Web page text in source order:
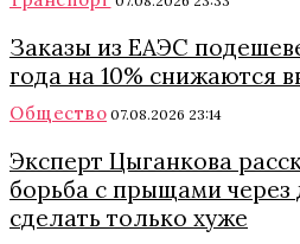
Заказы из ЕАЭС
года на 10% снижаются
Общество 07.08.2026 23:14
Эксперт Цыганкова
борьба с прыщами через
сделать только хуже